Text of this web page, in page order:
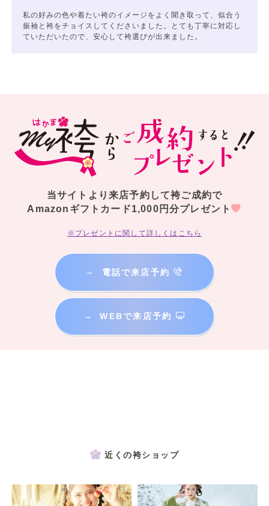
私の好みの色や着たい袴のイメージをよく聞き取って、似合う
振袖と袴をチョイスしてくださいました。とても丁寧に対応し
ていただいたので、安心して袴選びが出来ました。
当サイトより来店予約して袴ご成約で
Amazonギフトカード1,000円分プレゼント
※プレゼントに関して詳しくはこちら
→ 電話で来店予約
→ WEBで来店予約
近くの袴ショップ